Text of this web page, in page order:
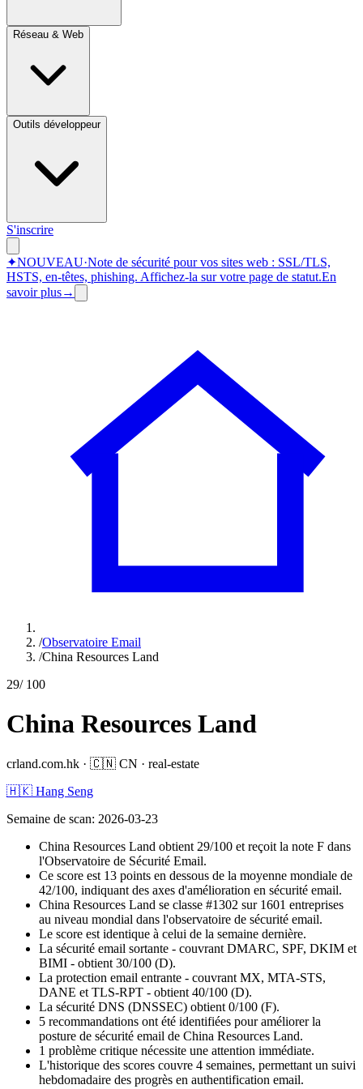
Réseau & Web
Outils développeur
S'inscrire
✦NOUVEAU·Note de sécurité pour vos sites web : SSL/TLS,
HSTS, en-têtes, phishing. Affichez-la sur votre page de statut.En
savoir plus→
/Observatoire Email
/China Resources Land
29/ 100
China Resources Land
crland.com.hk · 🇨🇳 CN · real-estate
🇭🇰 Hang Seng
Semaine de scan: 2026-03-23
China Resources Land obtient 29/100 et reçoit la note F dans
l'Observatoire de Sécurité Email.
Ce score est 13 points en dessous de la moyenne mondiale de
42/100, indiquant des axes d'amélioration en sécurité email.
China Resources Land se classe #1302 sur 1601 entreprises
au niveau mondial dans l'observatoire de sécurité email.
Le score est identique à celui de la semaine dernière.
La sécurité email sortante - couvrant DMARC, SPF, DKIM et
BIMI - obtient 30/100 (D).
La protection email entrante - couvrant MX, MTA-STS,
DANE et TLS-RPT - obtient 40/100 (D).
La sécurité DNS (DNSSEC) obtient 0/100 (F).
5 recommandations ont été identifiées pour améliorer la
posture de sécurité email de China Resources Land.
1 problème critique nécessite une attention immédiate.
L'historique des scores couvre 4 semaines, permettant un suivi
hebdomadaire des progrès en authentification email.